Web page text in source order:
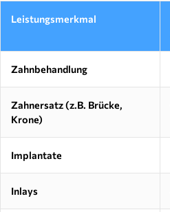
Leistungsmerkmal
Zahnbehandlung
Zahnersatz (z.B. Brücke,
Krone)
Implantate
Inlays